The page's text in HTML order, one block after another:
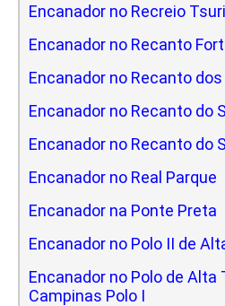
Encanador no Recreio
Encanador no Recanto
Encanador no Recanto
Encanador no Recanto do
Encanador no Recanto do
Encanador no Real Parque
Encanador na Ponte Preta
Encanador no Polo II de
Encanador no Polo de Alta
Campinas Polo I